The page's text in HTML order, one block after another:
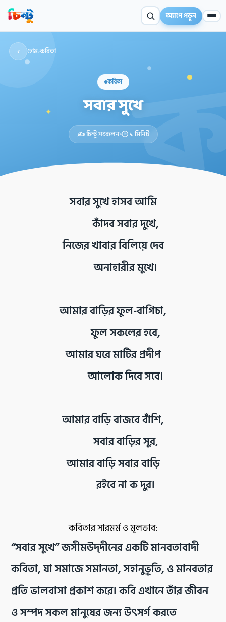
অ্যাপে পড়ুন
✦
‹ হোম›কবিতা
কবিতা
সবার সুখে
✍️ চিন্টু সংকলন 🕒 ১ মিনিট
সবার সুখে হাসব আমি
কাঁদব সবার দুখে,
নিজের খাবার বিলিয়ে দেব
অনাহারীর মুখে।
আমার বাড়ির ফুল-বাগিচা,
ফুল সকলের হবে,
আমার ঘরে মাটির প্রদীপ
আলোক দিবে সবে।
আমার বাড়ি বাজবে বাঁশি,
সবার বাড়ির সুর,
আমার বাড়ি সবার বাড়ি
রইবে না ক দুর।
কবিতার সারমর্ম ও মূলভাব:
“সবার সুখে” জসীমউদ্‌দীনের একটি মানবতাবাদী
কবিতা, যা সমাজে সমানতা, সহানুভূতি, ও মানবতার
প্রতি ভালবাসা প্রকাশ করে। কবি এখানে তাঁর জীবন
ও সম্পদ সকল মানুষের জন্য উৎসর্গ করতে